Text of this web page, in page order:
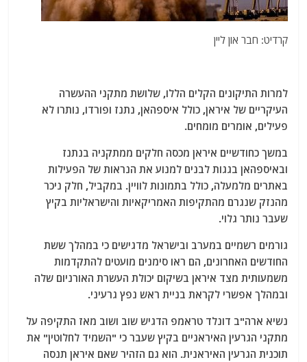
קרדיט: חבר און ליין
למרות התיקונים הקלים הללו, שלושת מתקני ההעשרה
העיקריים של איראן, כולל איספהאן, נתנז ופורדו, נותרו לא
פעילים, אומרים מומחים.
במשך כחודשיים איראן מכסה חלקים ממתקניה בנתנז
ובאיספהאן בגגות לבנים למנוע את הנראות של הפעילות
באתרים מלמעלה, כולל בתמונות לוויין. במקביל, חלק ניכר
מהנזק שנגרם מהתקיפות האמריקאיות והישראליות בקיץ
שעבר נותר גלוי.
גורמים רשמיים במערב ובישראל מדגישים כי במהלך ששת
החודשים האחרונים, הם ראו סימנים מועטים להתקדמות
משמעותית מצד איראן בשיקום יכולת העשרת האורניום שלה
ובמהלך אפשרי לקראת בניית ראש נפץ גרעיני.
נשיא ארה"ב דונלד טראמפ הדגיש שוב ושוב מאז התקיפה על
מתקני הגרעין האיראניים בקיץ שעבר כי "השמיד לחלוטין" את
תוכנית הגרעין האיראנית. הוא גם הזהיר שאם איראן תנסה